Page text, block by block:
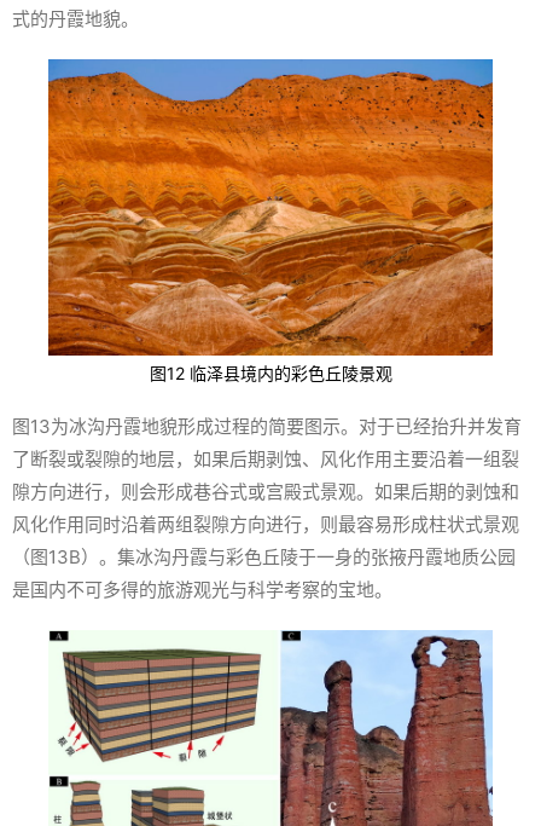
式的丹霞地貌。
图12 临泽县境内的彩色丘陵景观
图13为冰沟丹霞地貌形成过程的简要图示。对于已经抬升并发育
了断裂或裂隙的地层，如果后期剥蚀、风化作用主要沿着一组裂
隙方向进行，则会形成巷谷式或宫殿式景观。如果后期的剥蚀和
风化作用同时沿着两组裂隙方向进行，则最容易形成柱状式景观
（图13B）。集冰沟丹霞与彩色丘陵于一身的张掖丹霞地质公园
是国内不可多得的旅游观光与科学考察的宝地。